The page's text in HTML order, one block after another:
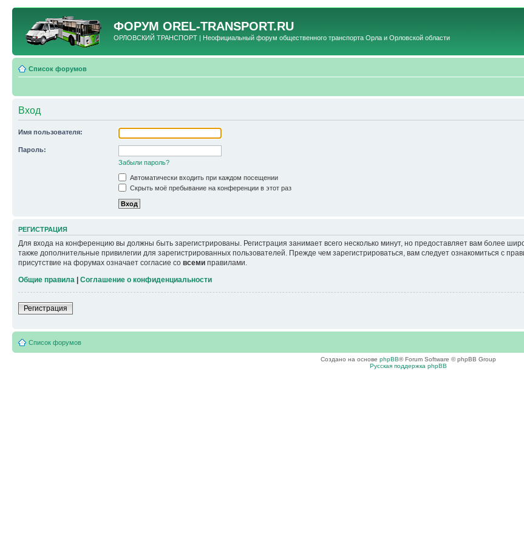
ФОРУМ OREL-TRANSPORT.RU
ОРЛОВСКИЙ ТРАНСПОРТ | Неофициальный форум общественного транспорта Орла и Орловской области
Список форумов
Вход
Имя пользователя:
Пароль:
Забыли пароль?
Автоматически входить при каждом посещении
Скрыть моё пребывание на конференции в этот раз
РЕГИСТРАЦИЯ
Для входа на конференцию вы должны быть зарегистрированы. Регистрация занимает всего несколько минут, но предоставляет вам более
также дополнительные привилегии для зарегистрированных пользователей. Прежде чем зарегистрироваться, вам следует ознакомиться с
присутствие на форумах означает согласие со всеми правилами.
Общие правила
Соглашение о конфиденциальности
Регистрация
Список форумов
Создано на основе phpBB® Forum Software © phpBB Group
Русская поддержка phpBB